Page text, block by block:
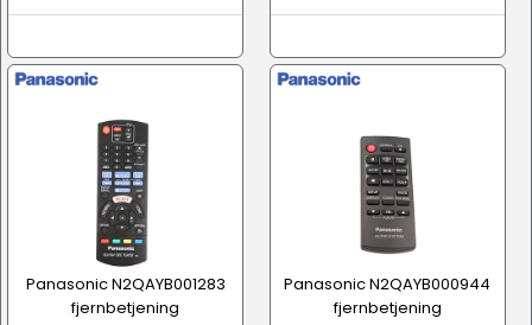
Panasonic N2QAYB001283
fjernbetjening
Panasonic N2QAYB000944
fjernbetjening